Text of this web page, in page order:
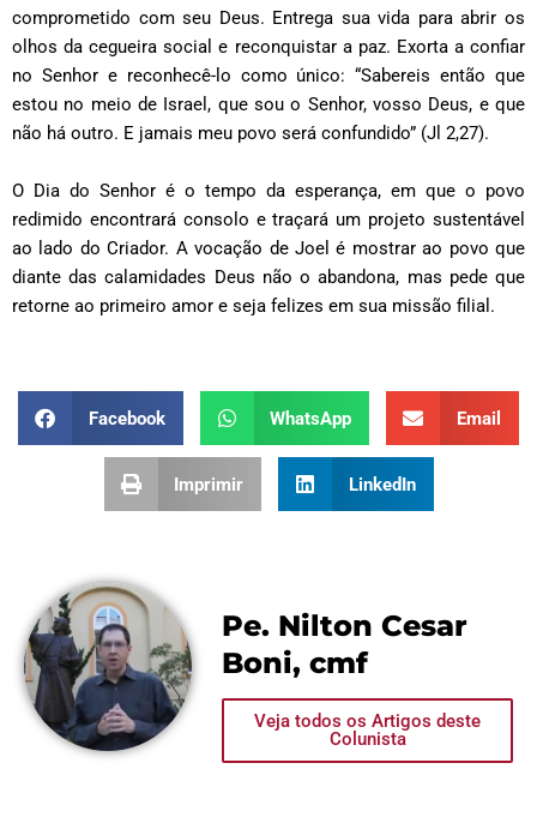
comprometido com seu Deus. Entrega sua vida para abrir os
olhos da cegueira social e reconquistar a paz. Exorta a confiar
no Senhor e reconhecê-lo como único: “Sabereis então que
estou no meio de Israel, que sou o Senhor, vosso Deus, e que
não há outro. E jamais meu povo será confundido” (Jl 2,27).
O Dia do Senhor é o tempo da esperança, em que o povo
redimido encontrará consolo e traçará um projeto sustentável
ao lado do Criador. A vocação de Joel é mostrar ao povo que
diante das calamidades Deus não o abandona, mas pede que
retorne ao primeiro amor e seja felizes em sua missão filial.
Facebook WhatsApp Email
Imprimir LinkedIn
Pe. Nilton Cesar
Boni, cmf
Veja todos os Artigos deste
Colunista